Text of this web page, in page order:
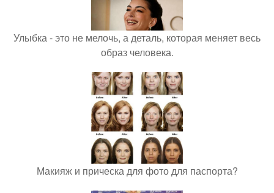
Улыбка - это не мелочь, а деталь, которая меняет весь
образ человека.
Макияж и прическа для фото для паспорта?